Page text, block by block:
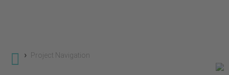
› Project Navigation